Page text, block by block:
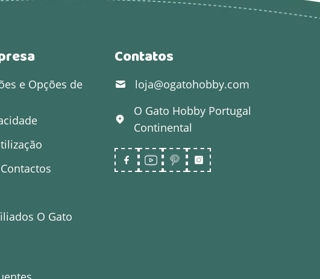
e Opções de
O Gato
Contatos
loja@ogatohobby.com
O Gato Hobby Portugal
Continental